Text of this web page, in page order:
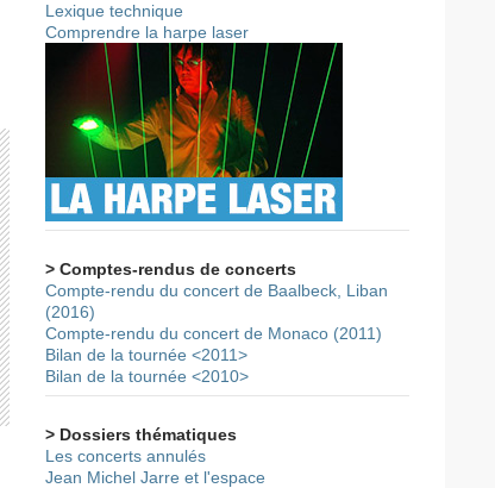
Lexique technique
Comprendre la harpe laser
> Comptes-rendus de concerts
Compte-rendu du concert de Baalbeck, Liban
(2016)
Compte-rendu du concert de Monaco (2011)
Bilan de la tournée <2011>
Bilan de la tournée <2010>
> Dossiers thématiques
Les concerts annulés
Jean Michel Jarre et l'espace